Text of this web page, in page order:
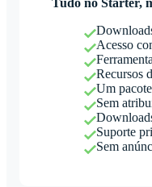
Tudo no Starter,
Acesso
Recursos
Um
Sem
Suporte
Sem